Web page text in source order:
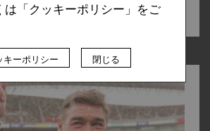
は「クッキーポリシー」をご
キーポリシー 閉じる